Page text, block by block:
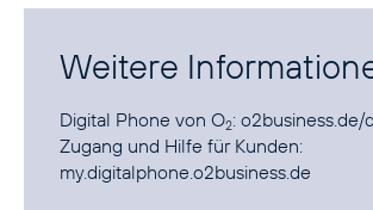
Weitere
Digital Phone von O2: o2business.de/
Zugang und Hilfe für Kunden:
my.digitalphone.o2business.de